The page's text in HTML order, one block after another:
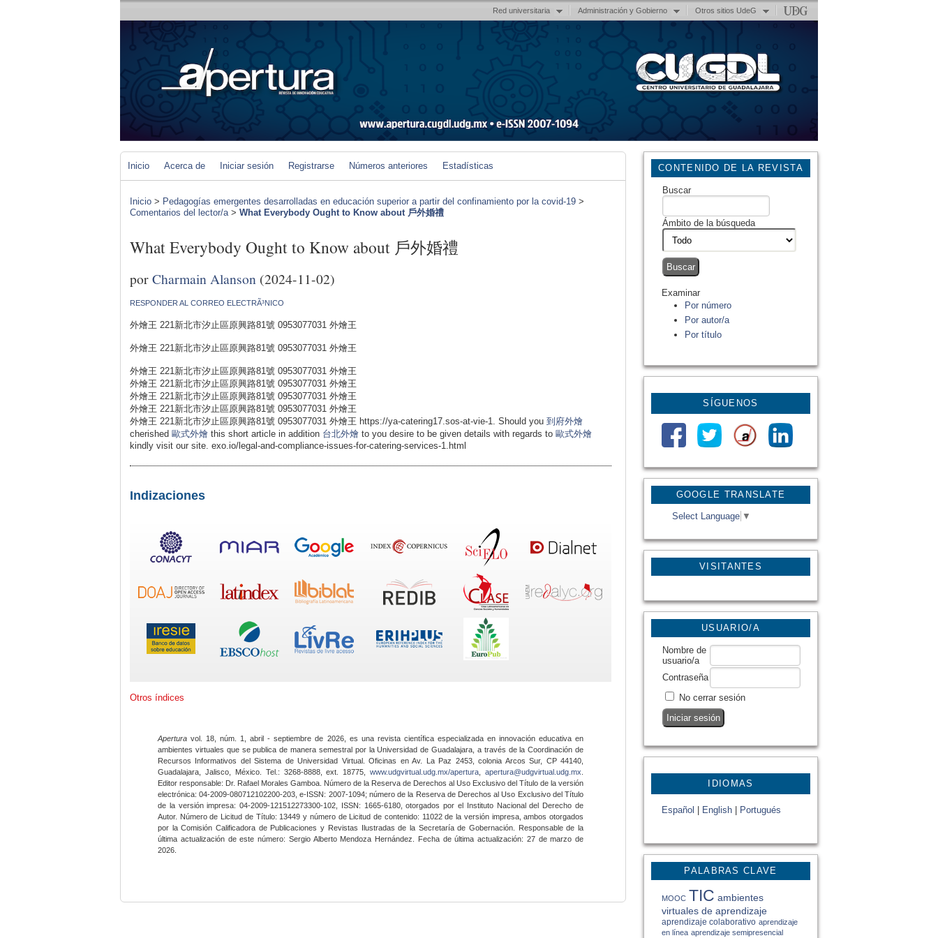
Red universitaria Administración y Gobierno Otros sitios UdeG
GOOGLE TRANSLATE
Select Language ▼
VISITANTES
CONTENIDO DE LA REVISTA
Buscar
Ámbito de la búsqueda
Examinar
Por número
Por autor/a
Por título
SÍGUENOS
USUARIO/A
Nombre de
usuario/a
Contraseña
No cerrar sesión
IDIOMAS
Español English Portugués
PALABRAS CLAVE
MOOC TIC ambientes
virtuales de aprendizaje
aprendizaje colaborativo aprendizaje
en línea aprendizaje semipresencial
Inicio Acerca de Iniciar sesión Registrarse Números anteriores Estadísticas
Inicio > Pedagogías emergentes desarrolladas en educación superior a partir del confinamiento por la covid-19 >
Comentarios del lector/a> What Everybody Ought to Know about 戶外婚禮
What Everybody Ought to Know about 戶外婚禮
porCharmain Alanson (2024-11-02)
RESPONDER AL CORREO ELECTRÃ³NICO
外燴王 221新北市汐止區原興路81號 0953077031 外燴王
外燴王 221新北市汐止區原興路81號 0953077031 外燴王
外燴王 221新北市汐止區原興路81號 0953077031 外燴王
外燴王 221新北市汐止區原興路81號 0953077031 外燴王
外燴王 221新北市汐止區原興路81號 0953077031 外燴王
外燴王 221新北市汐止區原興路81號 0953077031 外燴王
外燴王 221新北市汐止區原興路81號 0953077031 外燴王 https://ya-catering17.sos-at-vie-1. Should you 到府外燴
cherished 歐式外燴 this short article in addition 台北外燴 to you desire to be given details with regards to 歐式外燴
kindly visit our site. exo.io/legal-and-compliance-issues-for-catering-services-1.html
Indizaciones
Otros índices
Apertura vol. 18, núm. 1, abril - septiembre de 2026, es una revista científica especializada en innovación educativa en
ambientes virtuales que se publica de manera semestral por la Universidad de Guadalajara, a través de la Coordinación de
Recursos Informativos del Sistema de Universidad Virtual. Oficinas en Av. La Paz 2453, colonia Arcos Sur, CP 44140,
Guadalajara, Jalisco, México. Tel.: 3268-8888, ext. 18775,www.udgvirtual.udg.mx/apertura apertura@udgvirtual.udg.mx
Editor responsable: Dr. Rafael Morales Gamboa. Número de la Reserva de Derechos al Uso Exclusivo del Título de la versión
electrónica: 04-2009-080712102200-203, e-ISSN: 2007-1094; número de la Reserva de Derechos al Uso Exclusivo del Título
de la versión impresa: 04-2009-121512273300-102, ISSN: 1665-6180, otorgados por el Instituto Nacional del Derecho de
Autor. Número de Licitud de Título: 13449 y número de Licitud de contenido: 11022 de la versión impresa, ambos otorgados
por la Comisión Calificadora de Publicaciones y Revistas Ilustradas de la Secretaría de Gobernación. Responsable de la
última actualización de este número: Sergio Alberto Mendoza Hernández. Fecha de última actualización: 27 de marzo de
2026.